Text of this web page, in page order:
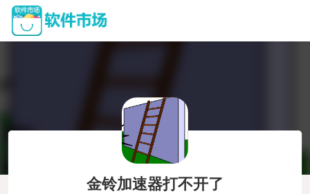
金铃加速器打不开了